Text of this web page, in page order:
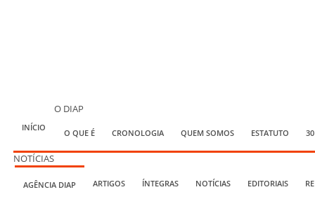
INÍCIO
O DIAP
O QUE É CRONOLOGIA QUEM SOMOS ESTATUTO
NOTÍCIAS
AGÊNCIA DIAP ARTIGOS ÍNTEGRAS NOTÍCIAS EDITORIAIS